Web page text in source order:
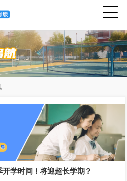
学时间！将迎超长学期？